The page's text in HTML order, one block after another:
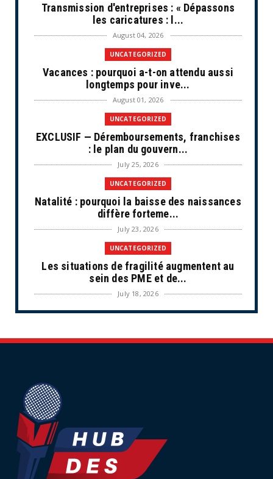
Transmission d'entreprises : « Dépassons
les caricatures : l...
August 04, 2026
UNCATEGORIZED
Vacances : pourquoi a-t-on attendu aussi
longtemps pour inve...
August 01, 2026
UNCATEGORIZED
EXCLUSIF — Déremboursements, franchises
: le plan du gouvern...
July 25, 2026
UNCATEGORIZED
Natalité : pourquoi la baisse des naissances
diffère forteme...
July 23, 2026
UNCATEGORIZED
Les situations de fragilité augmentent au
sein des PME et de...
July 18, 2026
ECONOMIE
coup de pression syn...
Tabac : les ventes chutent, les recettes
UNCATEGORIZED
Retraites : nouveau plaidoyer pour un coup
de frein sur les ...